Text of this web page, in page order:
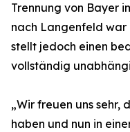
Trennung von Bayer
nach Langenfeld war
stellt jedoch einen
vollständig
„Wir freuen uns sehr,
haben und nun in